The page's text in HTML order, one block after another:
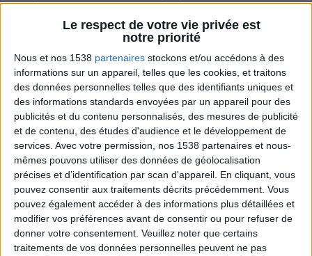
Le respect de votre vie privée est
notre priorité
Nous et nos 1538 partenaires stockons et/ou accédons à des
informations sur un appareil, telles que les cookies, et traitons
des données personnelles telles que des identifiants uniques et
des informations standards envoyées par un appareil pour des
publicités et du contenu personnalisés, des mesures de publicité
et de contenu, des études d'audience et le développement de
services. Avec votre permission, nos 1538 partenaires et nous-
mêmes pouvons utiliser des données de géolocalisation
précises et d’identification par scan d'appareil. En cliquant, vous
pouvez consentir aux traitements décrits précédemment. Vous
pouvez également accéder à des informations plus détaillées et
modifier vos préférences avant de consentir ou pour refuser de
donner votre consentement. Veuillez noter que certains
traitements de vos données personnelles peuvent ne pas
Combien de kilos souhaitez-vous perdre ?
Moins de
5 kilos
De 5 à 10
kilos
Plus de
10 kilos
Webinaires en direct Voir tout
Chaque semaine, posez vos questions en live
en participant à des vidéo-conférences avec
Jean-Michel et les diététiciennes du
programme.